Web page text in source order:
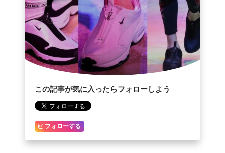
この記事が気に入ったらフォローしよう
フォローする